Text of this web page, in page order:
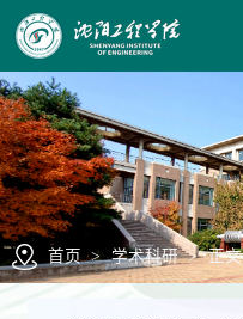
首页 > 学术科研 > 正文